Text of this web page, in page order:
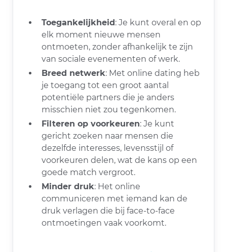
Toegankelijkheid: Je kunt overal en op
elk moment nieuwe mensen
ontmoeten, zonder afhankelijk te zijn
van sociale evenementen of werk.
Breed netwerk: Met online dating heb
je toegang tot een groot aantal
potentiële partners die je anders
misschien niet zou tegenkomen.
Filteren op voorkeuren: Je kunt
gericht zoeken naar mensen die
dezelfde interesses, levensstijl of
voorkeuren delen, wat de kans op een
goede match vergroot.
Minder druk: Het online
communiceren met iemand kan de
druk verlagen die bij face-to-face
ontmoetingen vaak voorkomt.